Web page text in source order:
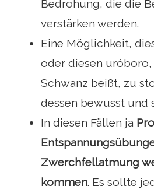
Bedrohung, die die
verstärken werden.
Eine Möglichkeit,
oder diesen uróboro,
Schwanz beißt, zu
dessen bewusst und
In diesen Fällen ja
Zwerchfellatmung
kommen. Es sollte